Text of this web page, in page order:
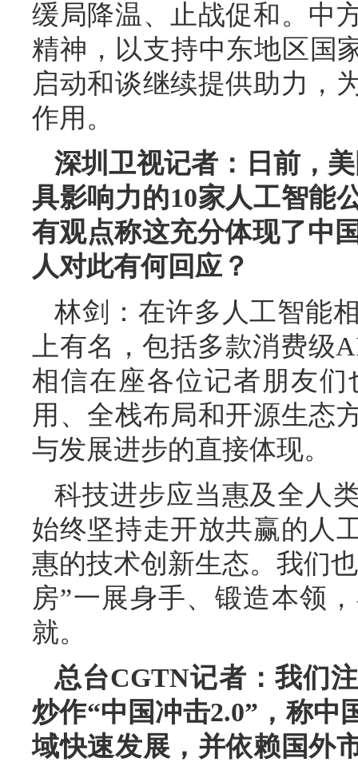
缓局降温、止战促和。中
精神，以支持中东地区国
启动和谈继续提供助力，
作用。
深圳卫视记者：日前，
具影响力的10家人工智能
有观点称这充分体现了中
人对此有何回应？
林剑：在许多人工智能
上有名，包括多款消费级
相信在座各位记者朋友
用、全栈布局和开源生态
与发展进步的直接体现。
科技进步应当惠及全人
始终坚持走开放共赢的人
惠的技术创新生态。我们
房”一展身手、锻造本领
就。
总台CGTN记者：我们
炒作“中国冲击2.0”，称中
域快速发展，并依赖国外